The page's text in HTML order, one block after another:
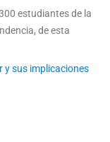
estudiantes de la
de esta